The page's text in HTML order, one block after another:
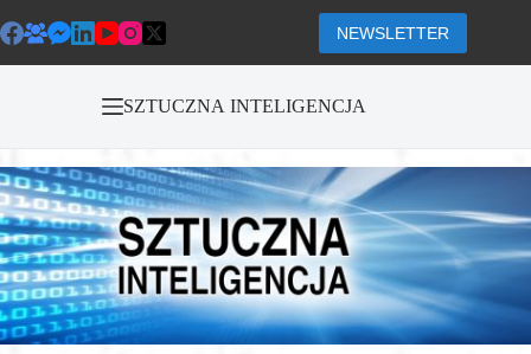
do
treści
NEWSLETTER
SZTUCZNA INTELIGENCJA